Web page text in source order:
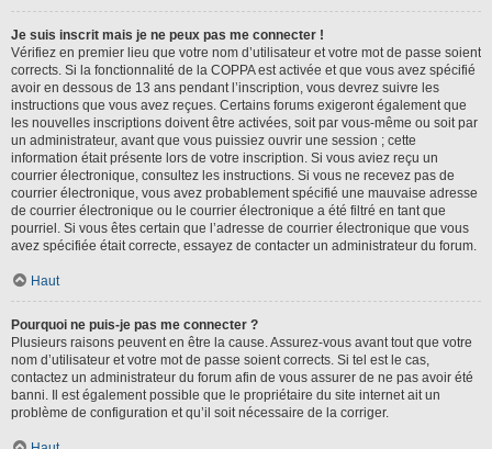
Je suis inscrit mais je ne peux pas me connecter !
Vérifiez en premier lieu que votre nom d’utilisateur et votre mot de passe soient
corrects. Si la fonctionnalité de la COPPA est activée et que vous avez spécifié
avoir en dessous de 13 ans pendant l’inscription, vous devrez suivre les
instructions que vous avez reçues. Certains forums exigeront également que
les nouvelles inscriptions doivent être activées, soit par vous-même ou soit par
un administrateur, avant que vous puissiez ouvrir une session ; cette
information était présente lors de votre inscription. Si vous aviez reçu un
courrier électronique, consultez les instructions. Si vous ne recevez pas de
courrier électronique, vous avez probablement spécifié une mauvaise adresse
de courrier électronique ou le courrier électronique a été filtré en tant que
pourriel. Si vous êtes certain que l’adresse de courrier électronique que vous
avez spécifiée était correcte, essayez de contacter un administrateur du forum.
Haut
Pourquoi ne puis-je pas me connecter ?
Plusieurs raisons peuvent en être la cause. Assurez-vous avant tout que votre
nom d’utilisateur et votre mot de passe soient corrects. Si tel est le cas,
contactez un administrateur du forum afin de vous assurer de ne pas avoir été
banni. Il est également possible que le propriétaire du site internet ait un
problème de configuration et qu’il soit nécessaire de la corriger.